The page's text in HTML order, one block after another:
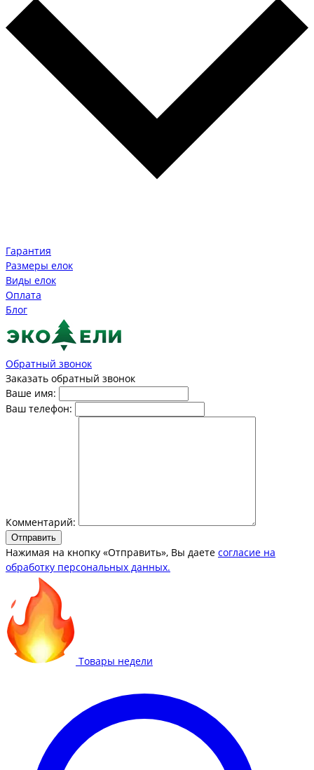
Гарантия
Размеры елок
Виды елок
Оплата
Блог
Обратный звонок
Заказать обратный звонок
Ваше имя:
Ваш телефон:
Комментарий:
Отправить
Нажимая на кнопку «Отправить», Вы даете согласие на
обработку персональных данных.
Товары недели